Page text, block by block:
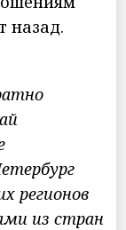
назад.
регионов
из стран